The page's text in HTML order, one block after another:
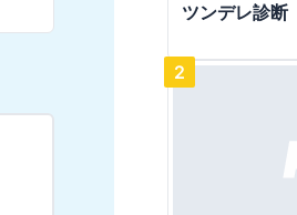
ツンデレ診断
2